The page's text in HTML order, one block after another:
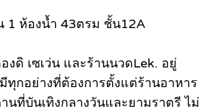
1 ห้องน้ำ 43ตรม ชั้น12A
งดิ เซเว่น และร้านนวดLek. อยู่
ทุกอย่างที่ต้องการตั้งแต่ร้านอาหาร
นที่บันเทิงกลางวันและยามราตรี ไม่